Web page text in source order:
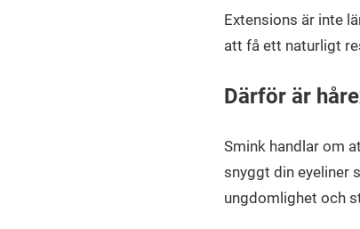
Extensions är inte
att få ett naturligt
Därför är
Smink handlar om
snyggt din eyeliner
ungdomlighet och